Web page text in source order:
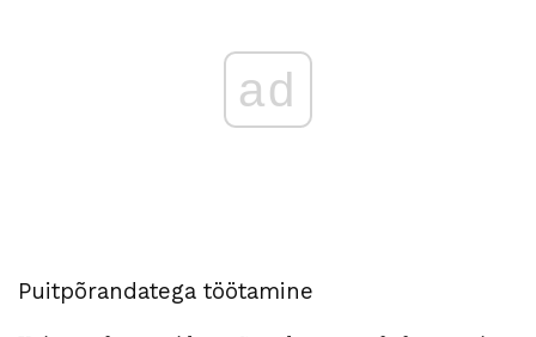
ad
Puitpõrandatega töötamine